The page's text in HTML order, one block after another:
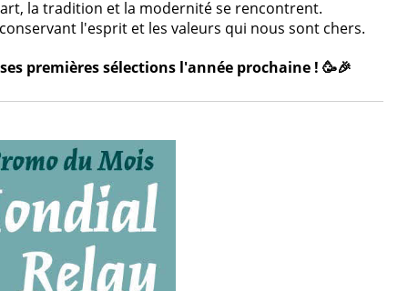
la tradition et la modernité se rencontrent.
l'esprit et les valeurs qui nous sont chers.
premières sélections l'année prochaine ! 🥳🎉